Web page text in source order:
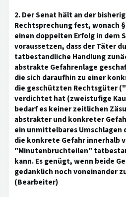
2. Der Senat hält an der
Rechtsprechung fest, wonach
einen doppelten Erfolg in dem
voraussetzen, dass der Täter
tatbestandliche Handlung
abstrakte Gefahrenlage
die sich daraufhin zu einer
die geschützten Rechtsgüter
verdichtet hat (zweistufige
bedarf es keiner zeitlichen
abstrakter und konkreter
ein unmittelbares Umschlagen
die konkrete Gefahr innerhalb
"Minutenbruchteilen"
kann. Es genügt, wenn beide
gedanklich noch voneinander
(Bearbeiter)